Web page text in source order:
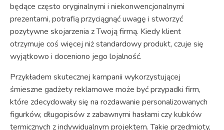
będące często oryginalnymi i niekonwencjonalnymi
prezentami, potrafią przyciągnąć uwagę i stworzyć
pozytywne skojarzenia z Twoją firmą. Kiedy klient
otrzymuje coś więcej niż standardowy produkt, czuje się
wyjątkowo i doceniono jego lojalność.
Przykładem skutecznej kampanii wykorzystującej
śmieszne gadżety reklamowe może być przypadki firm,
które zdecydowały się na rozdawanie personalizowanych
figurków, długopisów z zabawnymi hasłami czy kubków
termicznych z indywidualnym projektem. Takie przedmioty,